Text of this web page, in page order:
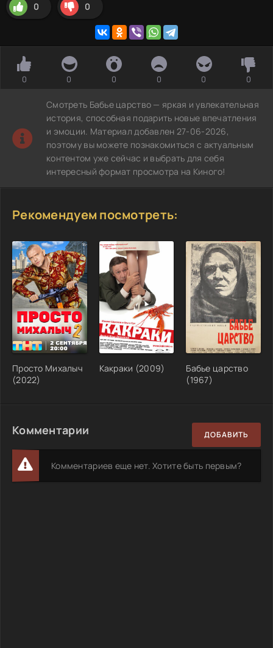
0 0
0 0 0 0 0 0
Смотреть Бабье царство — яркая и увлекательная
история, способная подарить новые впечатления
и эмоции. Материал добавлен 27-06-2026,
поэтому вы можете познакомиться с актуальным
контентом уже сейчас и выбрать для себя
интересный формат просмотра на Киного!
Рекомендуем посмотреть:
Просто Михалыч
(2022)
Какраки (2009)
Бабье царство
(1967)
Комментарии ДОБАВИТЬ
Комментариев еще нет. Хотите быть первым?